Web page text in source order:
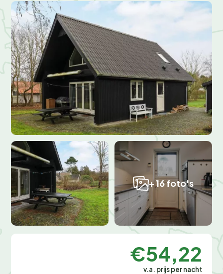
+ 16 foto's
€54,22
v.a. prijs per nacht